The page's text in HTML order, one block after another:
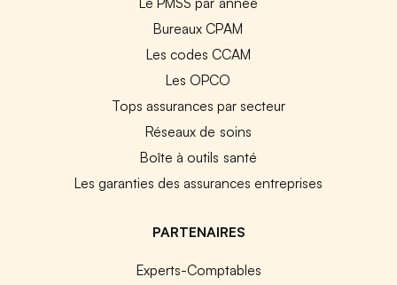
Bureaux CPAM
Les codes CCAM
Les OPCO
Tops assurances par secteur
Réseaux de soins
Boîte à outils santé
Les garanties des assurances entreprises
PARTENAIRES
Experts-Comptables